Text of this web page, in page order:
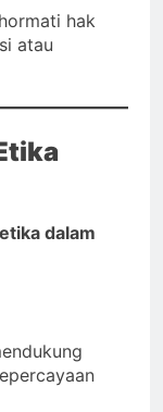
hak
atau
dalam